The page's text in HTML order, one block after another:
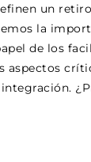
un
la
de los
aspectos